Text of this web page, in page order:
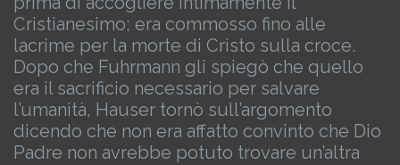
Cristianesimo; era commosso fino alle
lacrime per la morte di Cristo sulla croce.
Dopo che Fuhrmann gli spiegò che quello
era il sacrificio necessario per salvare
l’umanità, Hauser tornò sull’argomento
dicendo che non era affatto convinto che Dio
Padre non avrebbe potuto trovare un’altra